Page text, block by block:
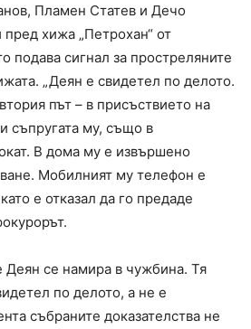
Пламен Статев и Дечо
хижа „Петрохан“ от
подава сигнал за простреляните
„Деян е свидетел по делото.
път – в присъствието на
съпругата му, също в
В дома му е извършено
Мобилният му телефон е
е отказал да го предаде
се намира в чужбина. Тя
по делото, а не е
събраните доказателства не